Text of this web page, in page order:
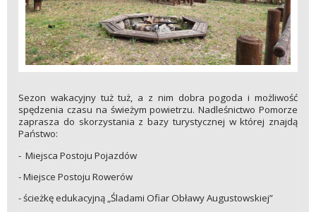
Sezon wakacyjny tuż tuż, a z nim dobra pogoda i możliwość
spędzenia czasu na świeżym powietrzu. Nadleśnictwo Pomorze
zaprasza do skorzystania z bazy turystycznej w której znajdą
Państwo:
- Miejsca Postoju Pojazdów
- Miejsce Postoju Rowerów
- ścieżkę edukacyjną „Śladami Ofiar Obławy Augustowskiej”